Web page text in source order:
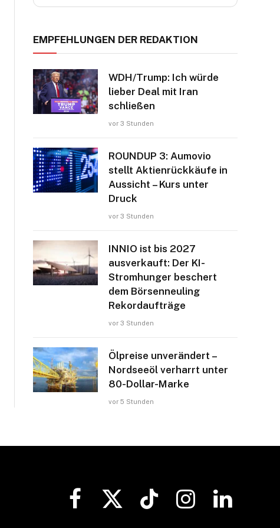
EMPFEHLUNGEN DER REDAKTION
WDH/Trump: Ich würde
lieber Deal mit Iran
schließen
vor 3 Stunden
ROUNDUP 3: Aumovio
stellt Aktienrückkäufe in
Aussicht – Kurs unter
Druck
vor 3 Stunden
INNIO ist bis 2027
ausverkauft: Der KI-
Stromhunger beschert
dem Börsenneuling
Rekordaufträge
vor 3 Stunden
Ölpreise unverändert –
Nordseeöl verharrt unter
80-Dollar-Marke
vor 5 Stunden
FacebookX
TikTok InstagramLinkedIn